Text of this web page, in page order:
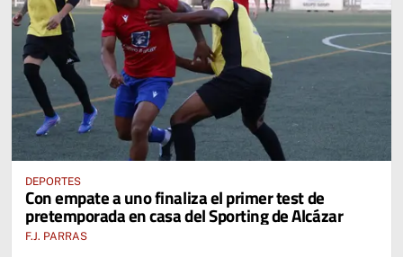
DEPORTES
Con empate a uno finaliza el primer test de
pretemporada en casa del Sporting de Alcázar
F.J. PARRAS